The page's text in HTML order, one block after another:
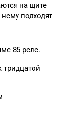
на щите
подходят
85 реле.
тридцатой